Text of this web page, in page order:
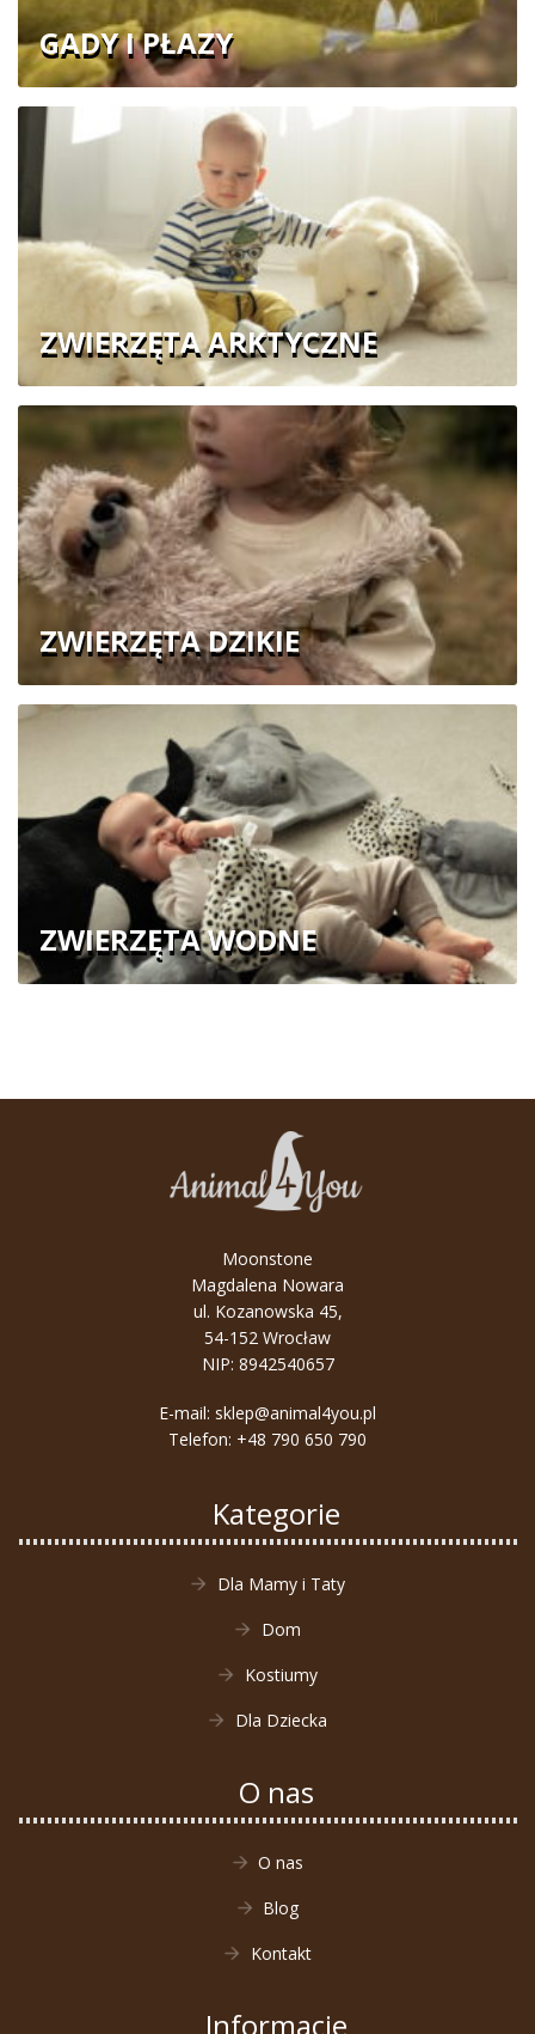
GADY I PŁAZY
ZWIERZĘTA ARKTYCZNE
ZWIERZĘTA DZIKIE
ZWIERZĘTA WODNE
Moonstone
Magdalena Nowara
ul. Kozanowska 45,
54-152 Wrocław
NIP: 8942540657
E-mail: sklep@animal4you.pl
Telefon: +48 790 650 790
Kategorie
Dla Mamy i Taty
Dom
Kostiumy
Dla Dziecka
O nas
O nas
Blog
Kontakt
Informacje